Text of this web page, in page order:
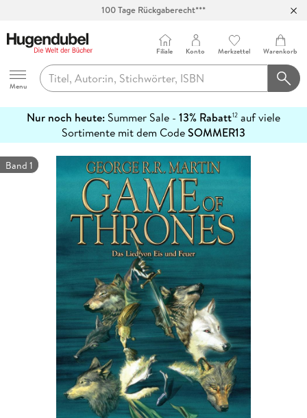
Hugendubel
Menu
Filiale Konto Merkzettel Warenkorb
Nur noch heute: Summer Sale - 13% Rabatt12 auf viele
Sortimente mit dem CodeSOMMER13
erfahren
Band 1